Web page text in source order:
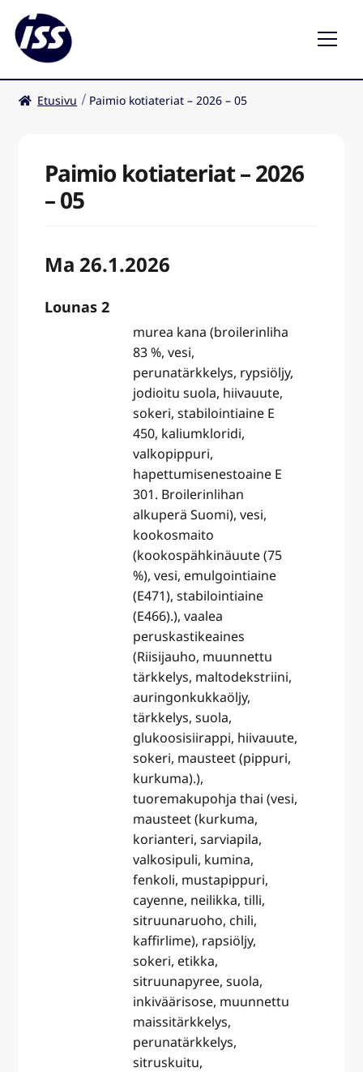
Ravintolat
Etusivu Paimio kotiateriat – 2026 – 05
Paimio kotiateriat – 2026
– 05
Ma 26.1.2026
Lounas 2
murea kana (broilerinliha
83 %, vesi,
perunatärkkelys, rypsiöljy,
jodioitu suola, hiivauute,
sokeri, stabilointiaine E
450, kaliumkloridi,
valkopippuri,
hapettumisenestoaine E
301. Broilerinlihan
alkuperä Suomi), vesi,
kookosmaito
(kookospähkinäuute (75
%), vesi, emulgointiaine
(E471), stabilointiaine
(E466).), vaalea
peruskastikeaines
(Riisijauho, muunnettu
tärkkelys, maltodekstriini,
auringonkukkaöljy,
tärkkelys, suola,
glukoosisiirappi, hiivauute,
sokeri, mausteet (pippuri,
kurkuma).),
tuoremakupohja thai (vesi,
mausteet (kurkuma,
korianteri, sarviapila,
valkosipuli, kumina,
fenkoli, mustapippuri,
cayenne, neilikka, tilli,
sitruunaruoho, chili,
kaffirlime), rapsiöljy,
sokeri, etikka,
sitruunapyree, suola,
inkiväärisose, muunnettu
maissitärkkelys,
perunatärkkelys,
sitruskuitu,